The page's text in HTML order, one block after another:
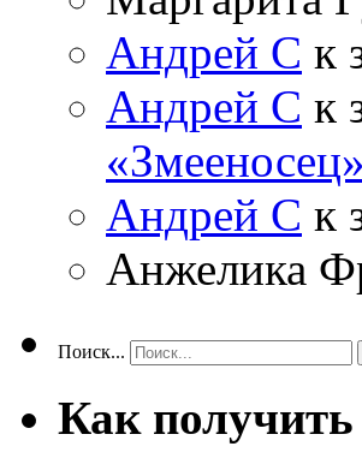
Андрей С к
Андрей С к
Андрей С к
Анжелика
Поиск...
Как